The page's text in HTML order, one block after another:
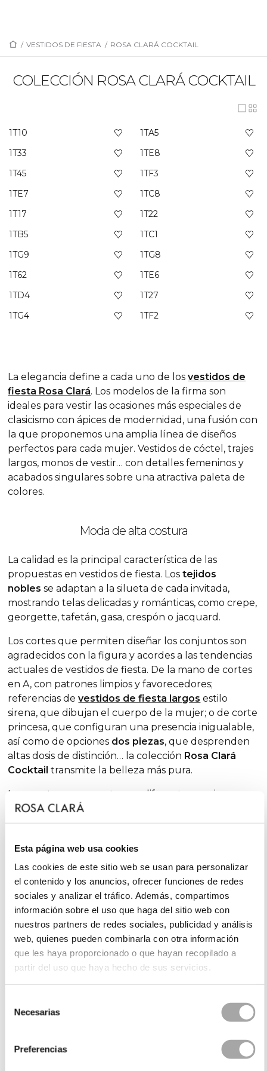
Esta página web usa cookies
Las cookies de este sitio web se usan para personalizar
el contenido y los anuncios, ofrecer funciones de redes
sociales y analizar el tráfico. Además, compartimos
información sobre el uso que haga del sitio web con
nuestros partners de redes sociales, publicidad y análisis
web, quienes pueden combinarla con otra información
que les haya proporcionado o que hayan recopilado a
partir del uso que haya hecho de sus servicios.
Necesarias
Preferencias
/ VESTIDOS DE FIESTA / ROSA CLARÁ COCKTAIL
COLECCIÓN ROSA CLARÁ COCKTAIL
1T10
1TA5
1T33
1TE8
1T45
1TF3
1TE7
1TC8
1T17
1T22
1TB5
1TC1
1TG9
1TG8
1T62
1TE6
1TD4
1T27
1TG4
1TF2
La elegancia define a cada uno de losvestidos de
fiesta Rosa Clará. Los modelos de la firma son
ideales para vestir las ocasiones más especiales de
clasicismo con ápices de modernidad, una fusión con
la que proponemos una amplia línea de diseños
perfectos para cada mujer. Vestidos de cóctel, trajes
largos, monos de vestir… con detalles femeninos y
acabados singulares sobre una atractiva paleta de
colores.
Moda de alta costura
La calidad es la principal característica de las
propuestas en vestidos de fiesta. Lostejidos
nobles se adaptan a la silueta de cada invitada,
mostrando telas delicadas y románticas, como crepe,
georgette, tafetán, gasa, crespón o jacquard.
Los cortes que permiten diseñar los conjuntos son
agradecidos con la figura y acordes a las tendencias
actuales de vestidos de fiesta. De la mano de cortes
en A, con patrones limpios y favorecedores;
referencias devestidos de fiesta largos estilo
sirena, que dibujan el cuerpo de la mujer; o de corte
princesa, que configuran una presencia inigualable,
así como de opciones dos piezas, que desprenden
altas dosis de distinción… la colección Rosa Clará
Cocktailtransmite la belleza más pura.
Los escotes se presentan en diferentes versiones,
entre los que reinan el cuello halter, el escote en V
o el escote envolvente, que llena de sensualidad el
laspuntillasañaden un punto romántico a
losvestidos de fiesta cortos, de corte midi, y
los volantes -integrados a modo de detalles laterales
o sobre el escote- les dan un aire sofisticado a los
sobriosvestidos negros de fiesta, así como también
a los jovialesmonos de fiesta. La pedreríaes uno de
los elementos estrella de la selección, apareciendo
en su versión multicolor y dando viveza a looks que
se convierten en auténticas joyas.
Vestidos de fiesta lisos: apuestas
Ofrecemos una amplia diversidad para que toda